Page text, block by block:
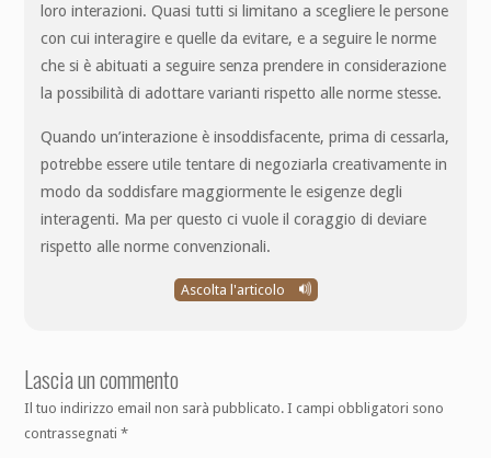
loro interazioni. Quasi tutti si limitano a scegliere le persone
con cui interagire e quelle da evitare, e a seguire le norme
che si è abituati a seguire senza prendere in considerazione
la possibilità di adottare varianti rispetto alle norme stesse.
Quando un’interazione è insoddisfacente, prima di cessarla,
potrebbe essere utile tentare di negoziarla creativamente in
modo da soddisfare maggiormente le esigenze degli
interagenti. Ma per questo ci vuole il coraggio di deviare
rispetto alle norme convenzionali.
Ascolta l'articolo
Lascia un commento
Il tuo indirizzo email non sarà pubblicato. I campi obbligatori sono
contrassegnati*